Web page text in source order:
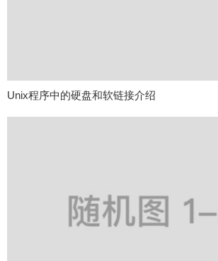
Unix程序中的硬盘和软链接介绍